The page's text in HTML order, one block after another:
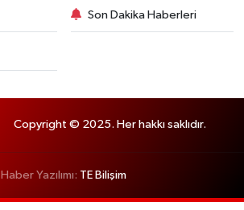
Son Dakika Haberleri
Copyright © 2025. Her hakkı saklıdır.
Haber Yazılımı: TE Bilişim